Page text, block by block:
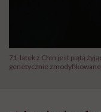
71-latek z Chin jest piątą
genetycznie